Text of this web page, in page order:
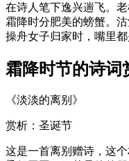
在诗人笔下逸兴遄飞。
霜降时分肥美的螃蟹。
操舟女子归家时，嘴里都
霜降时节的诗词
《淡淡的离别》
赏析：圣诞节
这是一首离别赠诗，这